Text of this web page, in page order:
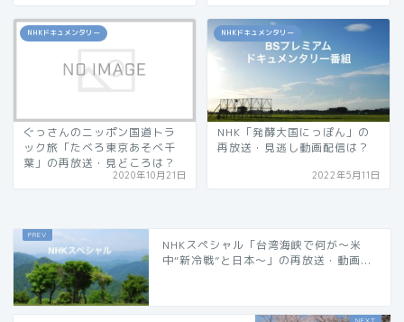
NHKドキュメンタリー
ぐっさんのニッポン国道トラ
ック旅「たべろ東京あそべ千
葉」の再放送・見どころは？
2020年10月21日
NHKドキュメンタリー
NHK「発酵大国にっぽん」の
再放送・見逃し動画配信は？
2022年5月11日
NHKスペシャル「台湾海峡で何が〜米
中“新冷戦”と日本〜」の再放送・動画...